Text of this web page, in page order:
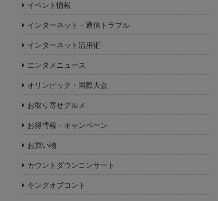
イベント情報
インターネット・通信トラブル
インターネット活用術
エンタメニュース
オリンピック・国際大会
お取り寄せグルメ
お得情報・キャンペーン
お買い物
カウントダウンコンサート
キングオブコント